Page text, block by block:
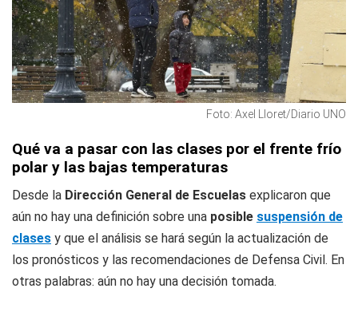
Foto: Axel Lloret/Diario UNO
Qué va a pasar con las clases por el frente frío
polar y las bajas temperaturas
Desde la Dirección General de Escuelas explicaron que
aún no hay una definición sobre una posible suspensión de
clases y que el análisis se hará según la actualización de
los pronósticos y las recomendaciones de Defensa Civil. En
otras palabras: aún no hay una decisión tomada.